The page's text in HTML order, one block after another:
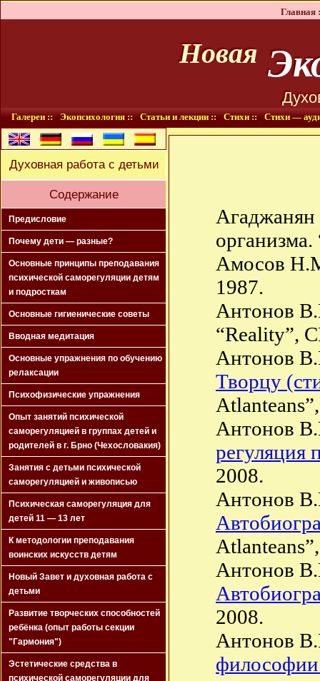
Главная
Новая
Галереи :: Экопсихология :: Статьи и лекции :: Стихи :: Стихи —
Духовная работа с детьми
Содержание
Предисловие
Почему дети — разные?
Основные принципы преподавания
психической саморегуляции детям
и подросткам
Основные гигиенические советы
Вводная медитация
Основные упражнения по обучению
релаксации
Психофизические упражнения
Опыт занятий психической
саморегуляцией в группах детей и
родителей в г. Брно (Чехословакия)
Занятия с детьми психической
саморегуляцией и живописью
Психическая саморегуляция для
детей 11 — 13 лет
К методологии преподавания
воинских искусств детям
Новый Завет и духовная работа с
детьми
Развитие творческих способностей
ребёнка (опыт работы секции
"Гармония")
Эстетические средства в
психической саморегуляции для
Амосов
1987.
Антонов
“Reality”,
Антонов
Творцу
Антонов
регуляция
2008.
Антонов
Антонов
2008.
Антонов
философии